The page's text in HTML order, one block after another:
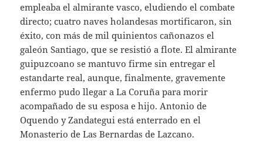
empleaba el almirante vasco, eludiendo el combate
directo; cuatro naves holandesas mortificaron, sin
éxito, con más de mil quinientos cañonazos el
galeón Santiago, que se resistió a flote. El almirante
guipuzcoano se mantuvo firme sin entregar el
estandarte real, aunque, finalmente, gravemente
enfermo pudo llegar a La Coruña para morir
acompañado de su esposa e hijo. Antonio de
Oquendo y Zandategui está enterrado en el
Monasterio de Las Bernardas de Lazcano.